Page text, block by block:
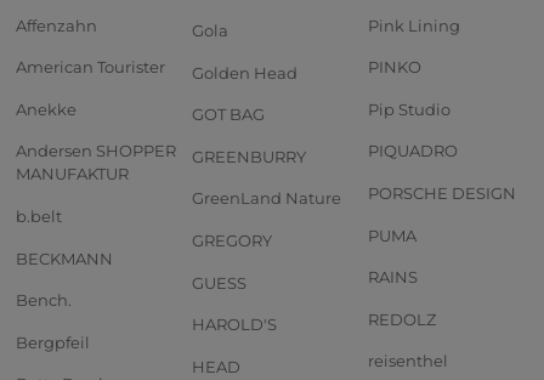
Affenzahn
American Tourister
Anekke
Andersen SHOPPER
MANUFAKTUR
b.belt
BECKMANN
Bench.
Bergpfeil
Gola
Golden Head
GOT BAG
GREENBURRY
GreenLand Nature
GREGORY
GUESS
HAROLD'S
HEAD
Pink Lining
PINKO
Pip Studio
PIQUADRO
PORSCHE DESIGN
PUMA
RAINS
REDOLZ
reisenthel